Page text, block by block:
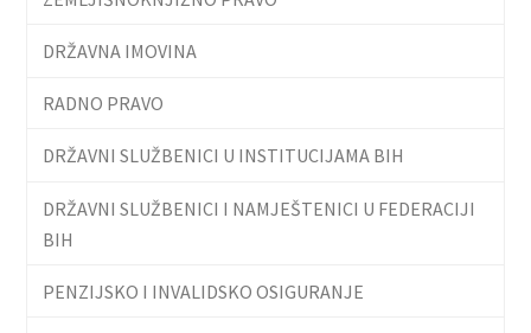
DRŽAVNA IMOVINA
RADNO PRAVO
DRŽAVNI SLUŽBENICI U INSTITUCIJAMA BIH
DRŽAVNI SLUŽBENICI I NAMJEŠTENICI U FEDERACIJI
BIH
PENZIJSKO I INVALIDSKO OSIGURANJE